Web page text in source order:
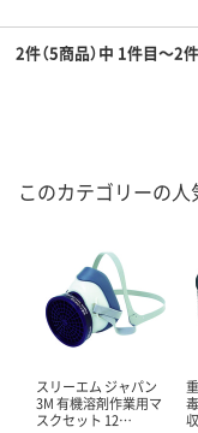
2件（5商品）中 1件目～2
このカテゴリーの人
スリーエム ジャパン
3M 有機溶剤作業用マ
スクセット 12…